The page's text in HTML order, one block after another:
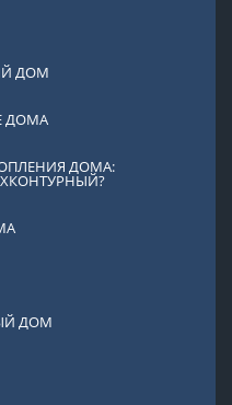
ДОМ
ДОМА
ДОМА:
ДОМ